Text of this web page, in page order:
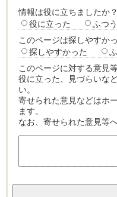
情報は役に立ちましたか？
役に立った
ふつう
このページは探しやすか
探しやすかった
このページに対する意見
役に立った、見づらいな
い。
寄せられた意見などはホ
ます。
なお、寄せられた意見等